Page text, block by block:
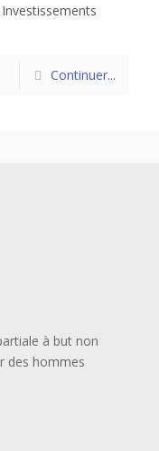
Continuer...
à but non
des hommes